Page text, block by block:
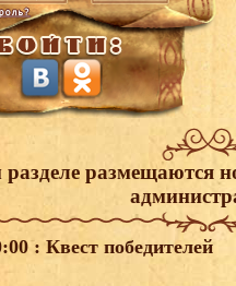
разделе размещаются
: Квест победителей